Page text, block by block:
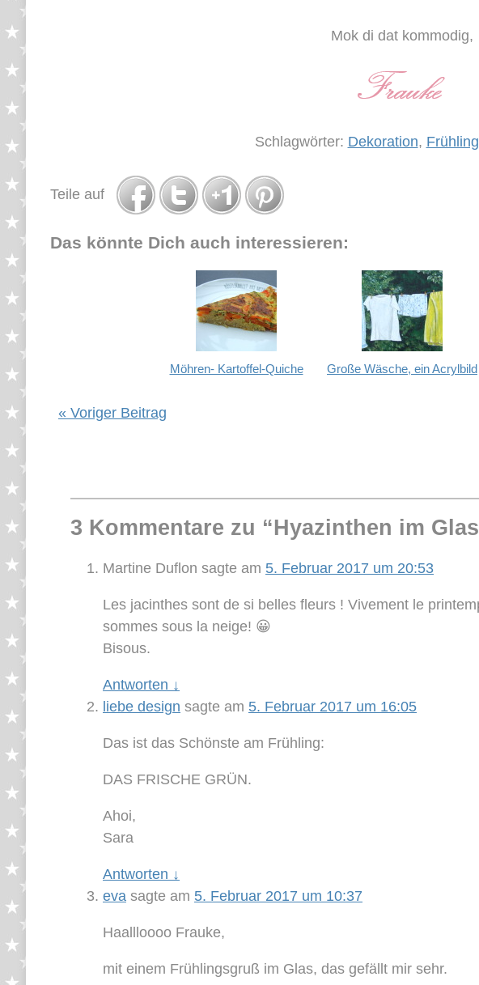
Mok di dat kommodig,
Schlagwörter: Dekoration, Frühling
Teile auf
Das könnte Dich auch interessieren:
Möhren- Kartoffel-Quiche Große Wäsche, ein Acrylbild
« Voriger Beitrag
3 Kommentare zu “Hyazinthen im Glas
Martine Duflon sagte am 5. Februar 2017 um 20:53
Les jacinthes sont de si belles fleurs ! Vivement le
sommes sous la neige! 😀
Bisous.
Antworten ↓
liebe design sagte am 5. Februar 2017 um 16:05
Das ist das Schönste am Frühling:
DAS FRISCHE GRÜN.
Ahoi,
Sara
Antworten ↓
eva sagte am 5. Februar 2017 um 10:37
Haallloooo Frauke,
mit einem Frühlingsgruß im Glas, das gefällt mir sehr.